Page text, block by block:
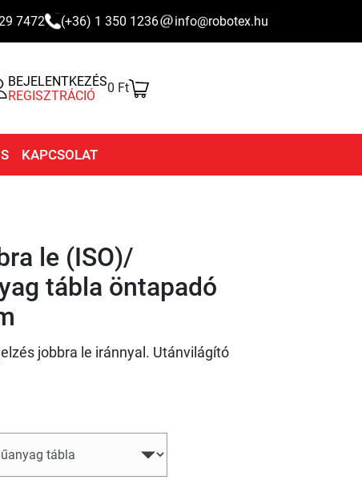
7472 (+36) 1 350 1236 info@robotex.hu
BEJELENTKEZÉS
REGISZTRÁCIÓ
0 Ft
KAPCSOLAT
le (ISO)/
tábla öntapadó
jobbra le iránnyal. Utánvilágító